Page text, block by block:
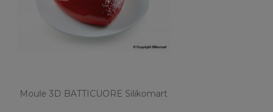
Moule 3D BATTICUORE Silikomart